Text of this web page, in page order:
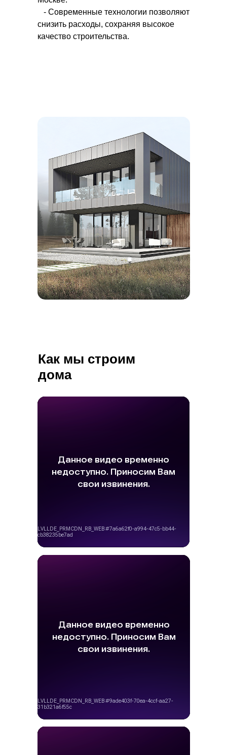
- Современные технологии позволяют
снизить расходы, сохраняя высокое
качество строительства.
Как мы строим
дома